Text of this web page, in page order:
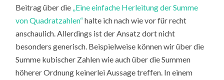
Beitrag über die „Eine einfache Herleitung der Summe
von Quadratzahlen“halte ich nach wie vor für recht
anschaulich. Allerdings ist der Ansatz dort nicht
besonders generisch. Beispielweise können wir über die
Summe kubischer Zahlen wie auch über die Summen
höherer Ordnung keinerlei Aussage treffen. In einem